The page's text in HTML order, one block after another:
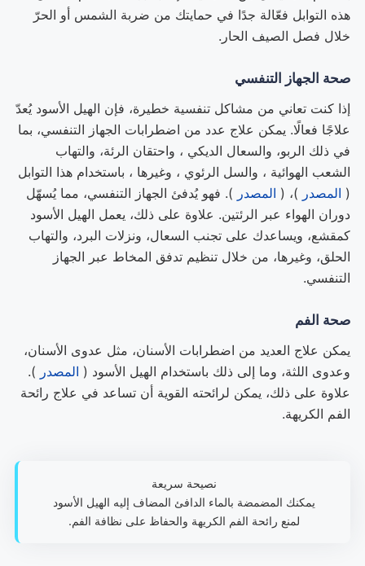
هذه التوابل فعّالة جدًا في حمايتك من ضربة الشمس أو الحرّ
خلال فصل الصيف الحار.
صحة الجهاز التنفسي
إذا كنت تعاني من مشاكل تنفسية خطيرة، فإن الهيل الأسود يُعدّ
علاجًا فعالًا. يمكن علاج عدد من اضطرابات الجهاز التنفسي، بما
في ذلك الربو، والسعال الديكي ، واحتقان الرئة، والتهاب
الشعب الهوائية ، والسل الرئوي ، وغيرها ، باستخدام هذا التوابل
( المصدر )، ( المصدر ). فهو يُدفئ الجهاز التنفسي، مما يُسهّل
دوران الهواء عبر الرئتين. علاوة على ذلك، يعمل الهيل الأسود
كمقشع، ويساعدك على تجنب السعال، ونزلات البرد، والتهاب
الحلق، وغيرها، من خلال تنظيم تدفق المخاط عبر الجهاز
التنفسي.
صحة الفم
يمكن علاج العديد من اضطرابات الأسنان، مثل عدوى الأسنان،
وعدوى اللثة، وما إلى ذلك باستخدام الهيل الأسود ( المصدر ).
علاوة على ذلك، يمكن لرائحته القوية أن تساعد في علاج رائحة
الفم الكريهة.
نصيحة سريعة
يمكنك المضمضة بالماء الدافئ المضاف إليه الهيل الأسود
لمنع رائحة الفم الكريهة والحفاظ على نظافة الفم.